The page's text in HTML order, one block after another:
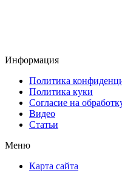
Информация
Политика
Политика куки
Согласие на
Видео
Статьи
Меню
Карта сайта